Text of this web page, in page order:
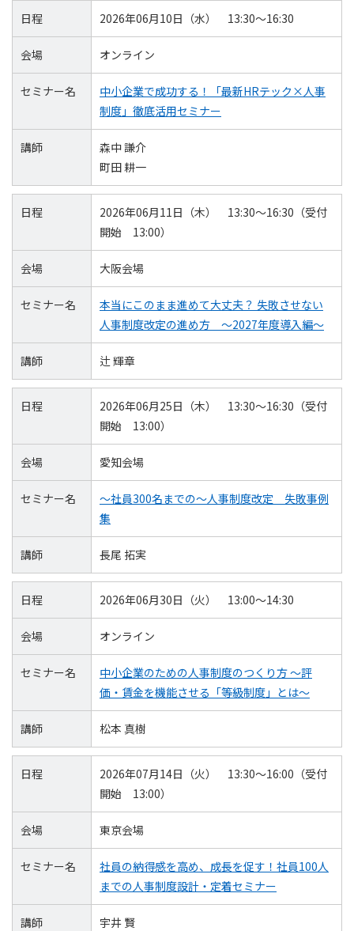
日程 2026年06月10日（水） 13:30～16:30
会場 オンライン
セミナー名
中小企業で成功する！「最新HRテック×人事
制度」徹底活用セミナー
講師
森中 謙介
町田 耕一
日程
2026年06月11日（木） 13:30～16:30（受付
開始 13:00）
会場 大阪会場
セミナー名
本当にこのまま進めて大丈夫？ 失敗させない
人事制度改定の進め方 ～2027年度導入編～
講師 辻 輝章
日程
2026年06月25日（木） 13:30～16:30（受付
開始 13:00）
会場 愛知会場
セミナー名
～社員300名までの～人事制度改定 失敗事例
集
講師 長尾 拓実
日程 2026年06月30日（火） 13:00～14:30
会場 オンライン
セミナー名
中小企業のための人事制度のつくり方 ～評
価・賃金を機能させる「等級制度」とは～
講師 松本 真樹
日程
2026年07月14日（火） 13:30～16:00（受付
開始 13:00）
会場 東京会場
セミナー名
社員の納得感を高め、成長を促す！社員100人
までの人事制度設計・定着セミナー
講師 宇井 賢